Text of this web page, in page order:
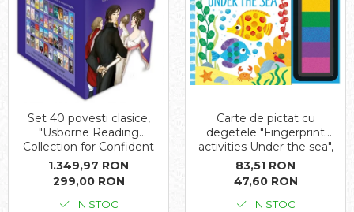
Set 40 povesti clasice,
"Usborne Reading
Collection for Confident
Readers", Usborne
1.349,97 RON
299,00 RON
IN STOC
Carte de pictat cu
degetele "Fingerprint
activities Under the sea",
Usborne
83,51 RON
47,60 RON
IN STOC